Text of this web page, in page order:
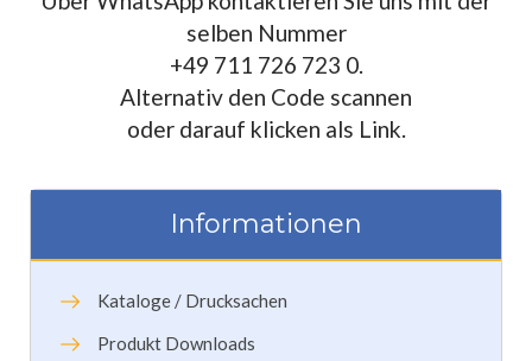
selben Nummer
+49 711 726 723 0.
Alternativ den Code scannen
oder darauf klicken als Link.
Informationen
Kataloge / Drucksachen
Produkt Downloads